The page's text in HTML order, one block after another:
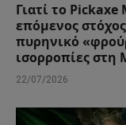
Γιατί το Pickaxe
επόμενος
πυρηνικό
ισορροπίες
22/07/2026